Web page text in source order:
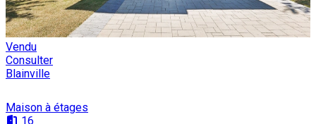
Vendu
Consulter
Blainville
Maison à étages
16